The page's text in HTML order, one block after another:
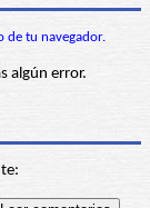
de tu navegador.
algún error.